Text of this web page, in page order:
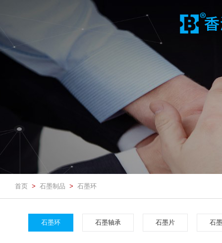
首页 > 石墨制品 > 石墨环
石墨环 石墨轴承 石墨片 石